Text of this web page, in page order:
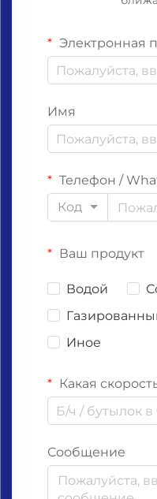
Электронная
Имя
Телефон /
Код
Ваш продукт
Водой
Иное
Какая
Сообщение